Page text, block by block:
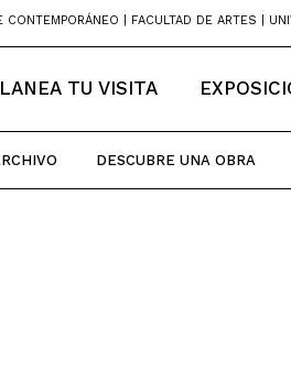
CONTEMPORÁNEO | FACULTAD DE ARTES |
TU VISITA
DESCUBRE UNA OBRA